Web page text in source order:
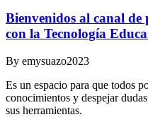
Bienvenidos al canal
con la Tecnología
By emysuazo2023
Es un espacio para que todos
conocimientos y despejar
sus herramientas.